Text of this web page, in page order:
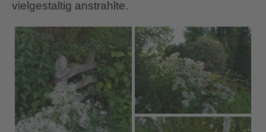
vielgestaltig anstrahlte.